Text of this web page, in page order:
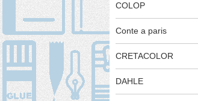
COLOP
Conte a paris
CRETACOLOR
DAHLE